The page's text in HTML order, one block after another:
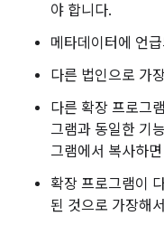
야 합니다.
메타데이터에 언
다른 법인으로 가
다른 확장 프로그
그램과 동일한 기
그램에서 복사하
확장 프로그램이
된 것으로 가장해